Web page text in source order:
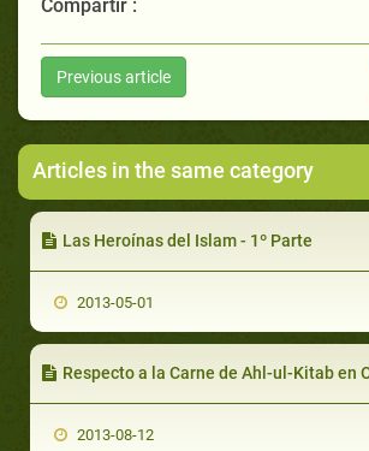
Compartir :
Previous article
Articles in the same category
Las Heroínas del Islam - 1º Parte
2013-05-01
Respecto a la Carne de Ahl-ul-Kitab en
2013-08-12